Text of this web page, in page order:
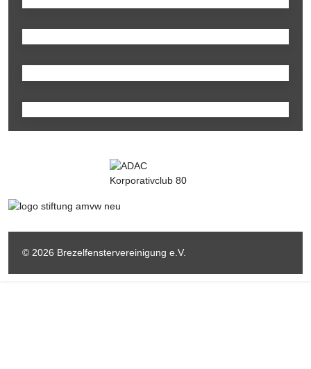
© 2026 Brezelfenstervereinigung e.V.